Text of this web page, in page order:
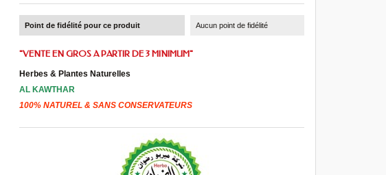
Point de fidélité pour ce produit Aucun point de fidélité
"VENTE EN GROS A PARTIR DE 3 MINIMUM"
Herbes & Plantes Naturelles
AL KAWTHAR
100% NATUREL & SANS CONSERVATEURS